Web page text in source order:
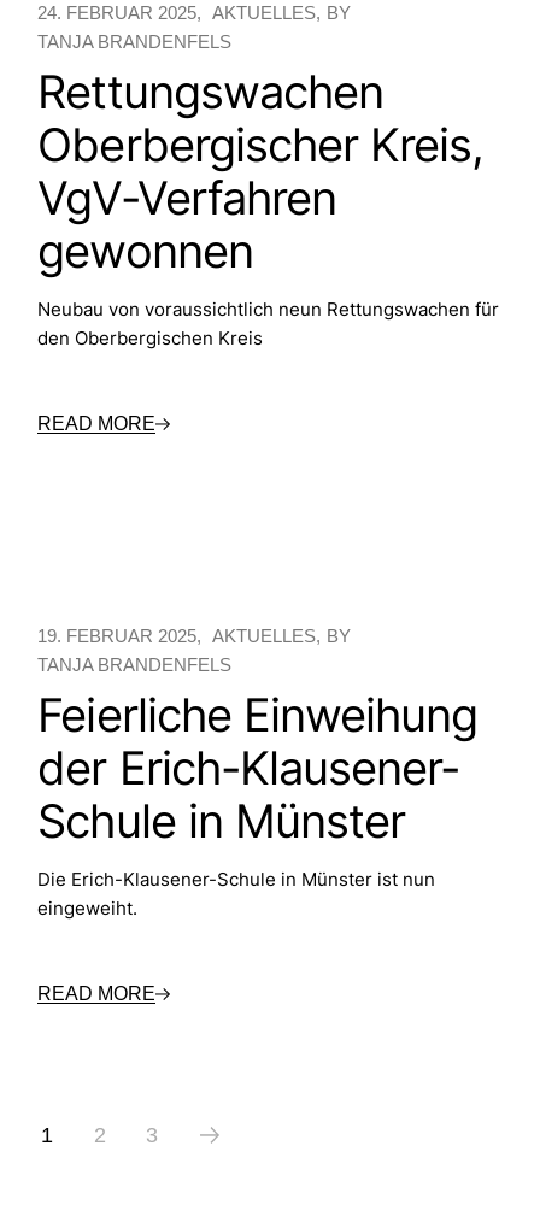
24. FEBRUAR 2025 AKTUELLES BY
TANJA BRANDENFELS
Rettungswachen
Oberbergischer Kreis,
VgV-Verfahren
gewonnen
Neubau von voraussichtlich neun Rettungswachen für
den Oberbergischen Kreis
READ MORE
19. FEBRUAR 2025 AKTUELLES BY
TANJA BRANDENFELS
Feierliche Einweihung
der Erich-Klausener-
Schule in Münster
Die Erich-Klausener-Schule in Münster ist nun
eingeweiht.
READ MORE
Seitennummerierung
1 2 3